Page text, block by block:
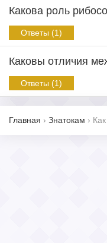
Какова роль
Ответы (1)
Каковы отличия
Ответы (1)
Главная › Знатокам ›